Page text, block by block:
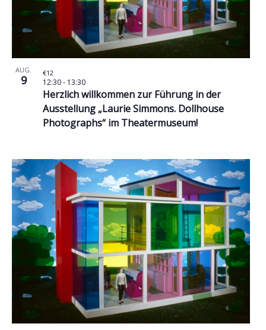
AUG.
9
Herzlich willkommen zur Führung in der
Ausstellung „Laurie Simmons. Dollhouse
Photographs“ im Theatermuseum!
12:30- 13:30
€12